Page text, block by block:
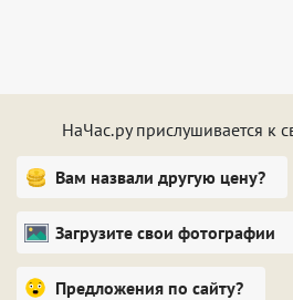
НаЧас.ру прислушивается к
Вам назвали другую цену?
Загрузите свои фотографии
Предложения по сайту?